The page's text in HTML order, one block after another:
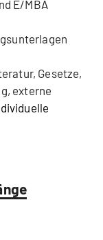
E/MBA
Gesetze,
externe